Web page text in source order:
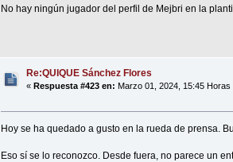
No hay ningún jugador del perfil de Mejbri en la
Re:QUIQUE Sánchez Flores
« Respuesta #423 en: Marzo 01, 2024, 15:45 Horas
Hoy se ha quedado a gusto en la rueda de prensa.
Eso sí se lo reconozco. Desde fuera, no parece un